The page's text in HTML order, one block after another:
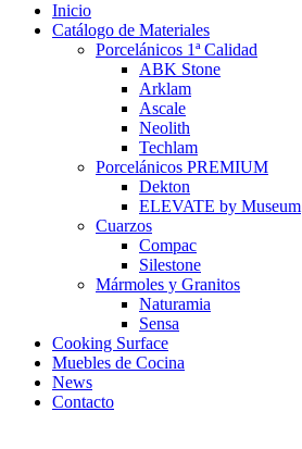
Inicio
Catálogo de Materiales
Porcelánicos 1ª Calidad
ABK Stone
Arklam
Ascale
Neolith
Techlam
Porcelánicos PREMIUM
Dekton
ELEVATE by Museum
Cuarzos
Compac
Silestone
Mármoles y Granitos
Naturamia
Sensa
Cooking Surface
Muebles de Cocina
News
Contacto